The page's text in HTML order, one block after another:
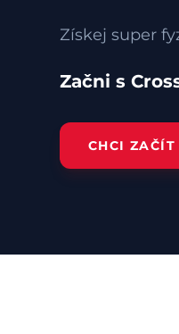
Získej super
Začni s
CHCI ZAČÍT